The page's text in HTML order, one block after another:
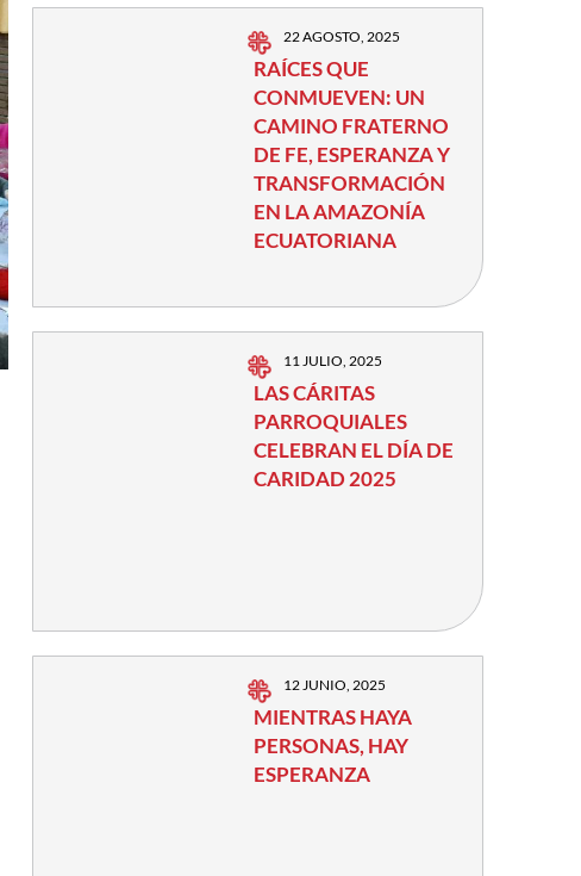
22 AGOSTO, 2025
RAÍCES QUE
CONMUEVEN: UN
CAMINO FRATERNO
DE FE, ESPERANZA Y
TRANSFORMACIÓN
EN LA AMAZONÍA
ECUATORIANA
11 JULIO, 2025
LAS CÁRITAS
PARROQUIALES
CELEBRAN EL DÍA DE
CARIDAD 2025
12 JUNIO, 2025
MIENTRAS HAYA
PERSONAS, HAY
ESPERANZA